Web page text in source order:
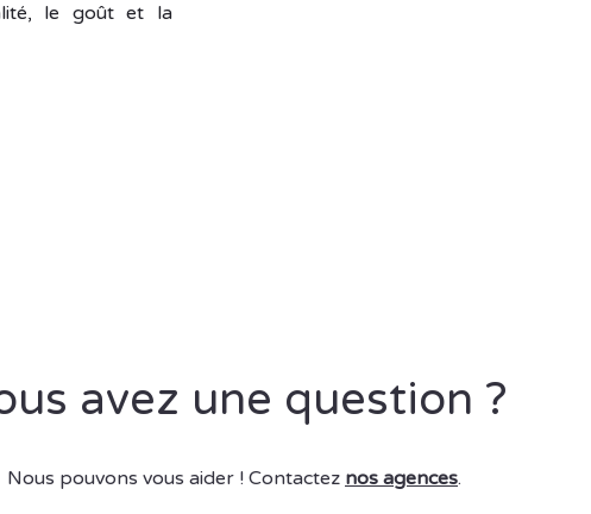
le goût et la
avez une question ?
Nous pouvons vous aider ! Contactez nos agences.